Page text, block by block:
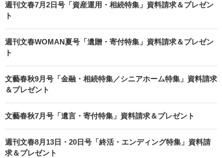
週刊文春7月2日号「資産運用・相続特集」資料請求＆プレゼン
ト
週刊文春WOMAN夏号「遺贈・寄付特集」資料請求＆プレゼン
ト
文藝春秋9月号「金融・相続特集／シニアホーム特集」資料請求
＆プレゼント
文藝春秋7月号「遺言・寄付特集」資料請求＆プレゼント
週刊文春8月13日・20日号「終活・エンディング特集」資料請
求＆プレゼント